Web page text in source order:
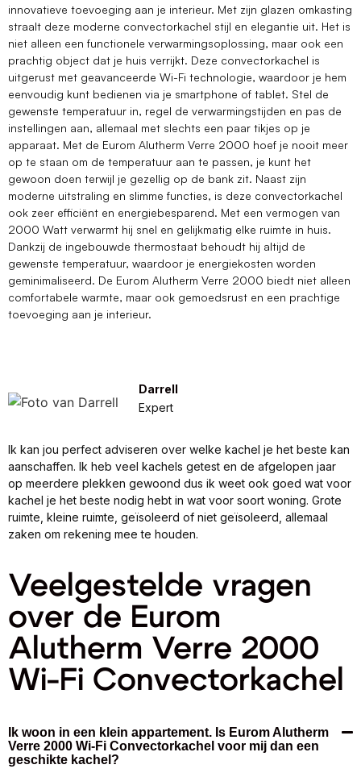
innovatieve toevoeging aan je interieur. Met zijn glazen omkasting
straalt deze moderne convectorkachel stijl en elegantie uit. Het is
niet alleen een functionele verwarmingsoplossing, maar ook een
prachtig object dat je huis verrijkt. Deze convectorkachel is
uitgerust met geavanceerde Wi-Fi technologie, waardoor je hem
eenvoudig kunt bedienen via je smartphone of tablet. Stel de
gewenste temperatuur in, regel de verwarmingstijden en pas de
instellingen aan, allemaal met slechts een paar tikjes op je
apparaat. Met de Eurom Alutherm Verre 2000 hoef je nooit meer
op te staan om de temperatuur aan te passen, je kunt het
gewoon doen terwijl je gezellig op de bank zit. Naast zijn
moderne uitstraling en slimme functies, is deze convectorkachel
ook zeer efficiënt en energiebesparend. Met een vermogen van
2000 Watt verwarmt hij snel en gelijkmatig elke ruimte in huis.
Dankzij de ingebouwde thermostaat behoudt hij altijd de
gewenste temperatuur, waardoor je energiekosten worden
geminimaliseerd. De Eurom Alutherm Verre 2000 biedt niet alleen
comfortabele warmte, maar ook gemoedsrust en een prachtige
toevoeging aan je interieur.
Darrell
Expert
Ik kan jou perfect adviseren over welke kachel je het beste kan
aanschaffen. Ik heb veel kachels getest en de afgelopen jaar
op meerdere plekken gewoond dus ik weet ook goed wat voor
kachel je het beste nodig hebt in wat voor soort woning. Grote
ruimte, kleine ruimte, geïsoleerd of niet geïsoleerd, allemaal
zaken om rekening mee te houden.
Veelgestelde vragen
over de Eurom
Alutherm Verre 2000
Wi-Fi Convectorkachel
Ik woon in een klein appartement. Is Eurom Alutherm
Verre 2000 Wi-Fi Convectorkachel voor mij dan een
geschikte kachel?